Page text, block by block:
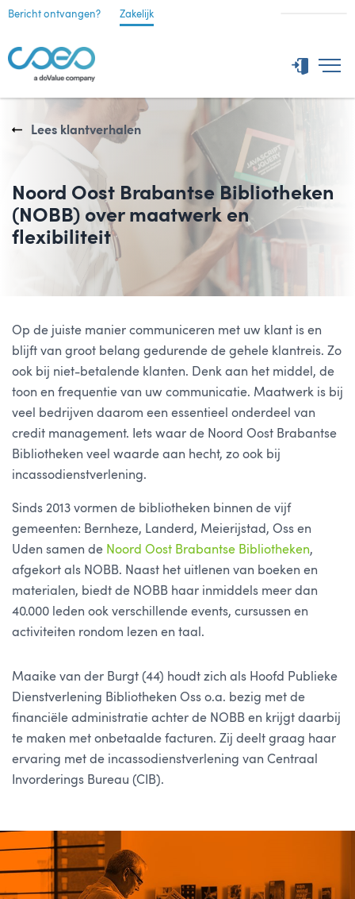
Bericht ontvangen? Zakelijk
Lees klantverhalen
Noord Oost Brabantse Bibliotheken
(NOBB) over maatwerk en
flexibiliteit
Op de juiste manier communiceren met uw klant is en
blijft van groot belang gedurende de gehele klantreis. Zo
ook bij niet-betalende klanten. Denk aan het middel, de
toon en frequentie van uw communicatie. Maatwerk is bij
veel bedrijven daarom een essentieel onderdeel van
credit management. Iets waar de Noord Oost Brabantse
Bibliotheken veel waarde aan hecht, zo ook bij
incassodienstverlening.
Sinds 2013 vormen de bibliotheken binnen de vijf
gemeenten: Bernheze, Landerd, Meierijstad, Oss en
Uden samen de Noord Oost Brabantse Bibliotheken,
afgekort als NOBB. Naast het uitlenen van boeken en
materialen, biedt de NOBB haar inmiddels meer dan
40.000 leden ook verschillende events, cursussen en
activiteiten rondom lezen en taal.
Maaike van der Burgt (44) houdt zich als Hoofd Publieke
Dienstverlening Bibliotheken Oss o.a. bezig met de
financiële administratie achter de NOBB en krijgt daarbij
te maken met onbetaalde facturen. Zij deelt graag haar
ervaring met de incassodienstverlening van Centraal
Invorderings Bureau (CIB).